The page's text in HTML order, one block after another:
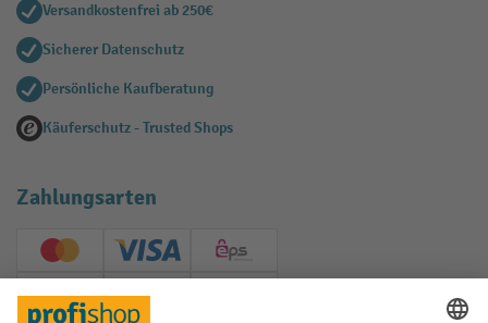
Versandkostenfrei ab 250€
Sicherer Datenschutz
Persönliche Kaufberatung
Käuferschutz - Trusted Shops
Zahlungsarten
Creditcard (Master)Creditcard (Visa)
EPS
PayPal